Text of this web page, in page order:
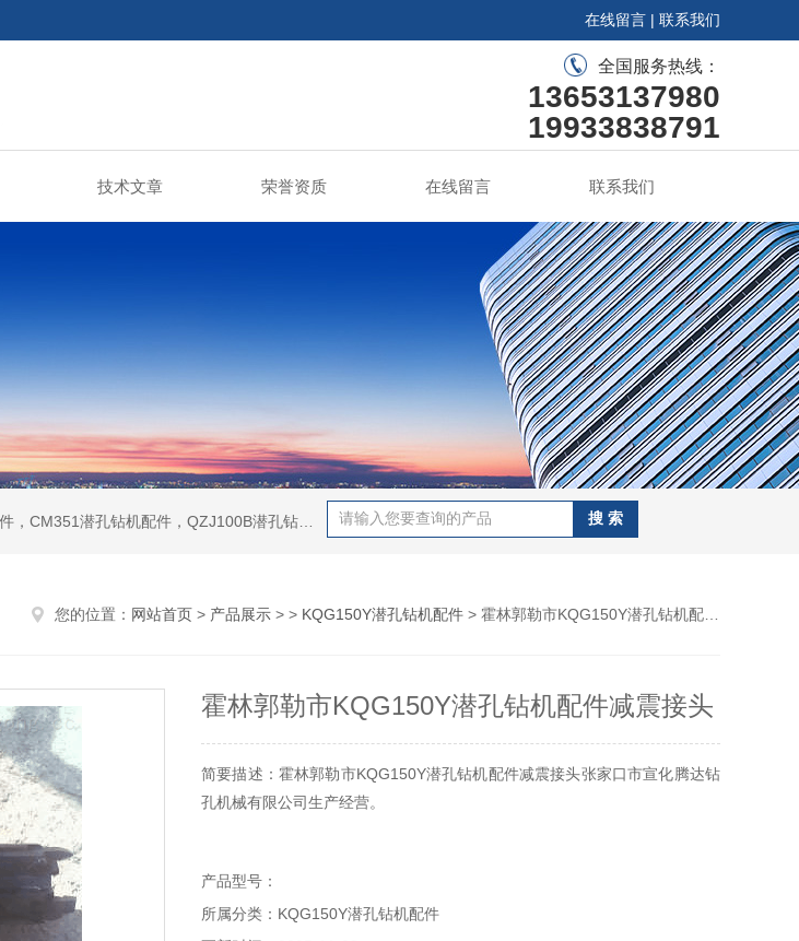
在线留言 | 联系我们
全国服务热线：
13653137980
19933838791
技术文章 荣誉资质 在线留言 联系我们
您的位置： 网站首页 > 产品展示 > > KQG150Y潜孔钻机配件 > 霍林郭勒市KQG150Y潜孔钻机配件减震接头
霍林郭勒市KQG150Y潜孔钻机配件减震接头
简要描述：霍林郭勒市KQG150Y潜孔钻机配件减震接头张家口市宣化腾达钻
孔机械有限公司生产经营。
产品型号：
所属分类：KQG150Y潜孔钻机配件